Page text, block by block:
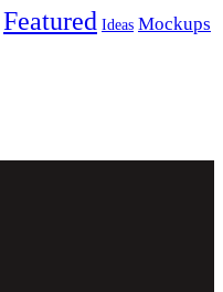
Featured Ideas Mockups